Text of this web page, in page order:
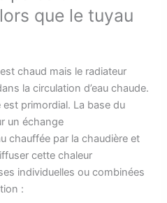
que le tuyau
chaud mais le radiateur
la circulation d’eau chaude.
primordial. La base du
un échange
chauffée par la chaudière et
cette chaleur
individuelles ou combinées
: